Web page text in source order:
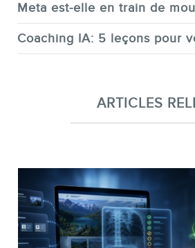
Meta est-elle en train de
Coaching IA: 5 leçons pour
ARTICLES